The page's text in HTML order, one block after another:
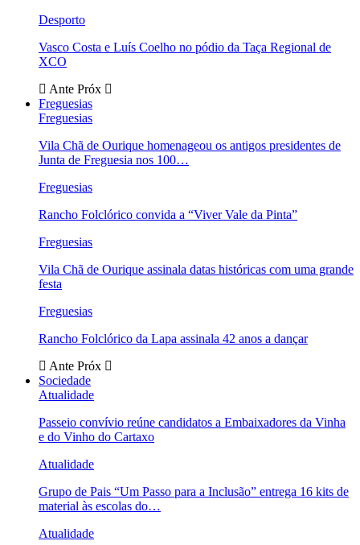
Desporto
Vasco Costa e Luís Coelho no pódio da Taça Regional de
XCO
Ante Próx
Freguesias
Freguesias
Vila Chã de Ourique homenageou os antigos presidentes de
Junta de Freguesia nos 100…
Freguesias
Rancho Folclórico convida a “Viver Vale da Pinta”
Freguesias
Vila Chã de Ourique assinala datas históricas com uma grande
festa
Freguesias
Rancho Folclórico da Lapa assinala 42 anos a dançar
Ante Próx
Sociedade
Atualidade
Passeio convívio reúne candidatos a Embaixadores da Vinha
e do Vinho do Cartaxo
Atualidade
Grupo de Pais “Um Passo para a Inclusão” entrega 16 kits de
material às escolas do…
Atualidade